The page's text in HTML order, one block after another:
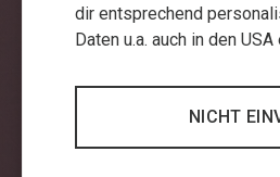
dir entsprechend
Daten u.a. auch in den
NICHT